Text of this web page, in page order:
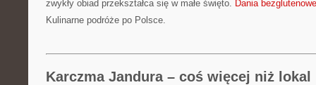
zwykły obiad przekształca się w małe święto. Dania bezglutenowe
Kulinarne podróże po Polsce.
Karczma Jandura – coś więcej niż lokal